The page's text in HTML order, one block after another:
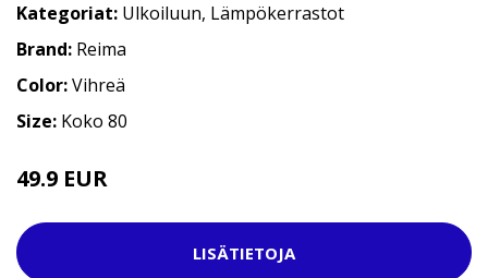
Kategoriat: Ulkoiluun, Lämpökerrastot
Brand: Reima
Color:Vihreä
Size: Koko 80
49.9 EUR
LISÄTIETOJA